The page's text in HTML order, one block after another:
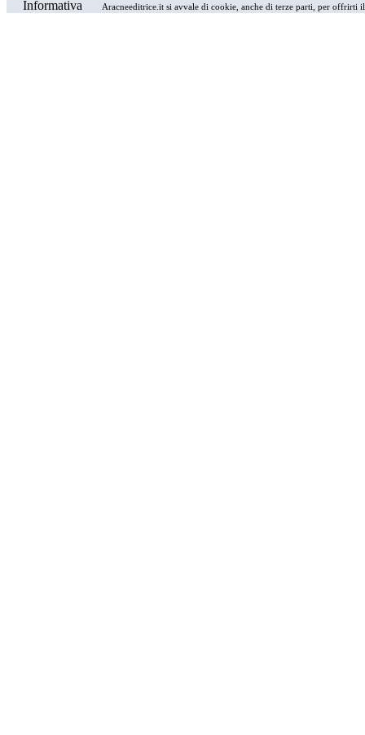
Informativa Aracneeditrice.it si avvale di cookie, anche di terze parti, per